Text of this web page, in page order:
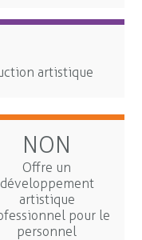
artistique
NON
Offre un
développement
artistique
pour le
personnel